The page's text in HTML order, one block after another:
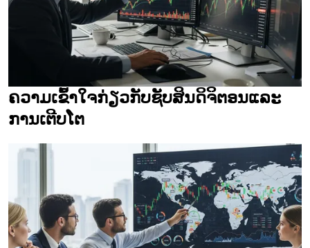
ຄວາມເຂົ້າໃຈກ່ຽວກັບຊັບສິນດິຈິຕອນແລະ
ການເຕີບໂຕ